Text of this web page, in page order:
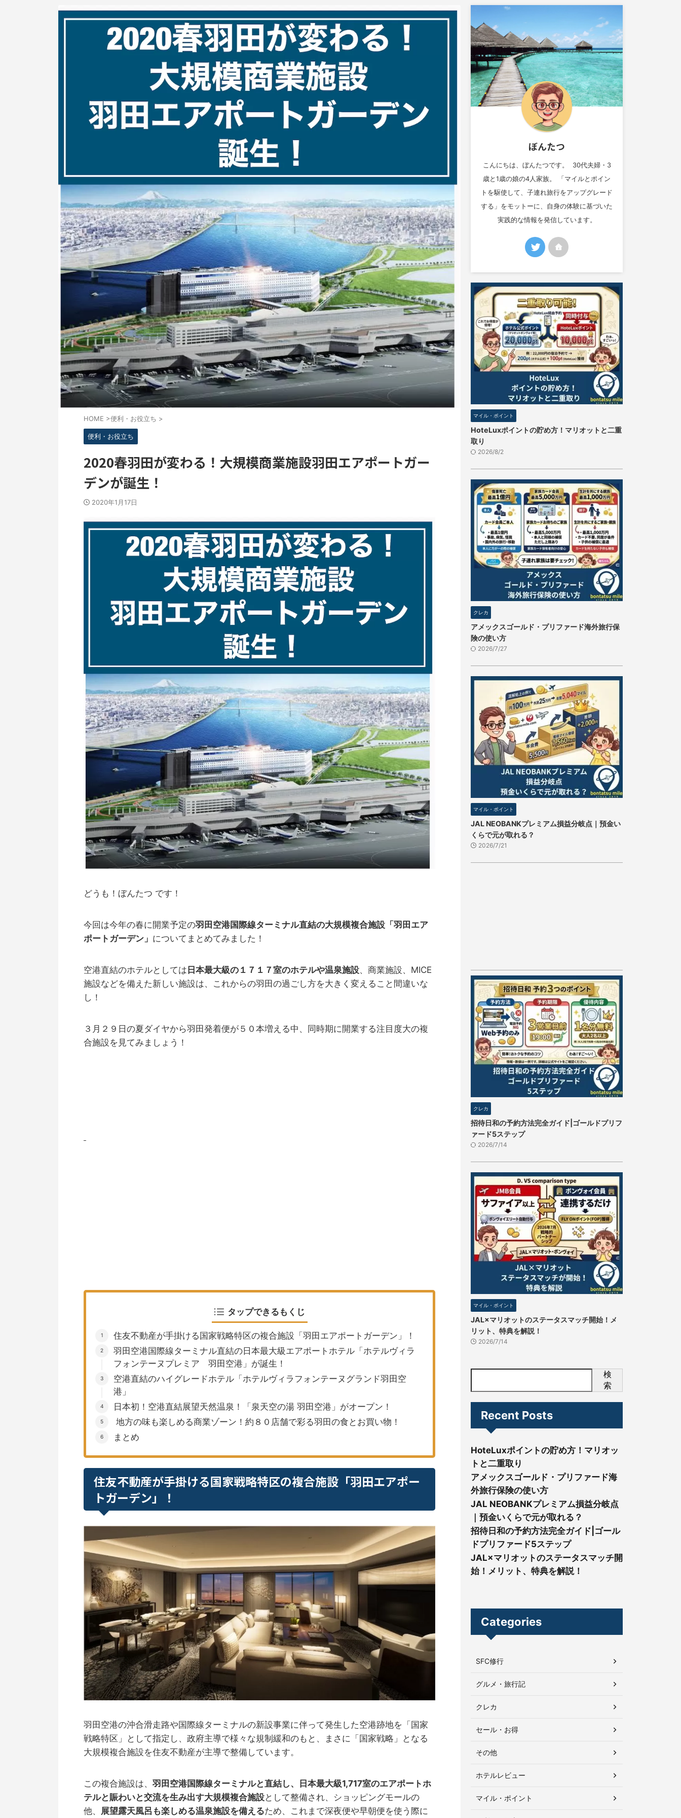
HOME >便利・お役立ち >
便利・お役立ち
2020春羽田が変わる！大規模商業施設羽田エアポートガー
デンが誕生！
2020年1月17日
どうも！ぼんたつ です！
今回は今年の春に開業予定の羽田空港国際線ターミナル直結の大規模複合施設「羽田エア
ポートガーデン」 についてまとめてみました！
空港直結のホテルとしては 日本最大級の１７１７室のホテルや温泉施設、商業施設、MICE
施設などを備えた新しい施設は、これからの羽田の過ごし方を大きく変えること間違いな
し！
３月２９日の夏ダイヤから羽田発着便が５０本増える中、同時期に開業する注目度大の複
合施設を見てみましょう！
タップできるもくじ
住友不動産が手掛ける国家戦略特区の複合施設「羽田エアポートガーデン」！
羽田空港国際線ターミナル直結の日本最大級エアポートホテル「ホテルヴィラ
フォンテーヌプレミア 羽田空港」が誕生！
空港直結のハイグレードホテル「ホテルヴィラフォンテーヌグランド羽田空
港」
日本初！空港直結展望天然温泉！「泉天空の湯 羽田空港」がオープン！
地方の味も楽しめる商業ゾーン！約８０店舗で彩る羽田の食とお買い物！
まとめ
住友不動産が手掛ける国家戦略特区の複合施設「羽田エアポー
トガーデン」！
羽田空港の沖合滑走路や国際線ターミナルの新設事業に伴って発生した空港跡地を「国家
戦略特区」として指定し、政府主導で様々な規制緩和のもと、まさに「国家戦略」となる
大規模複合施設を住友不動産が主導で整備しています。
この複合施設は、 羽田空港国際線ターミナルと直結し、日本最大級1,717室のエアポートホ
テルと賑わいと交流を生み出す大規模複合施設として整備され、ショッピングモールの
他、 展望露天風呂も楽しめる温泉施設を備えるため、これまで深夜便や早朝便を使う際に
ぼんたつ
こんにちは、ぼんたつです。 30代夫婦・3
歳と1歳の娘の4人家族。 「マイルとポイン
トを駆使して、子連れ旅行をアップグレード
する」をモットーに、自身の体験に基づいた
実践的な情報を発信しています。
マイル・ポイント
HoteLuxポイントの貯め方！マリオットと二重
取り
2026/8/2
クレカ
アメックスゴールド・プリファード海外旅行保
険の使い方
2026/7/27
マイル・ポイント
JAL NEOBANKプレミアム損益分岐点｜預金い
くらで元が取れる？
2026/7/21
クレカ
招待日和の予約方法完全ガイド|ゴールドプリフ
ァード5ステップ
2026/7/14
マイル・ポイント
JAL×マリオットのステータスマッチ開始！メ
リット、特典を解説！
2026/7/14
検
索
Recent Posts
HoteLuxポイントの貯め方！マリオッ
トと二重取り
アメックスゴールド・プリファード海
外旅行保険の使い方
JAL NEOBANKプレミアム損益分岐点
｜預金いくらで元が取れる？
招待日和の予約方法完全ガイド|ゴール
ドプリファード5ステップ
JAL×マリオットのステータスマッチ開
始！メリット、特典を解説！
Categories
SFC修行
グルメ・旅行記
クレカ
セール・お得
その他
ホテルレビュー
マイル・ポイント